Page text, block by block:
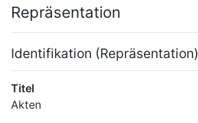
Repräsentation
Identifikation (Repräsentation)
Titel
Akten